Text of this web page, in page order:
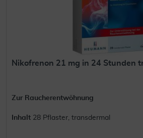
Nikofrenon 21 mg in 24 Stunden
Zur Raucherentwöhnung
Inhalt 28 Pflaster, transdermal